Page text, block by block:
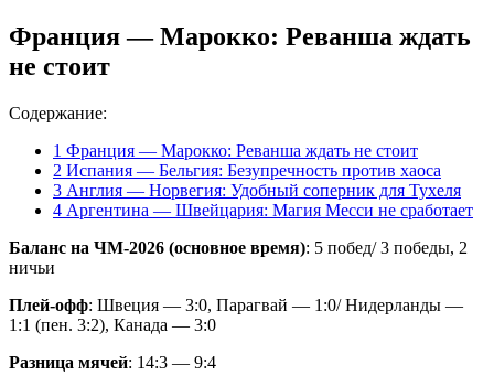
Франция — Марокко: Реванша ждать
не стоит
Содержание:
1 Франция — Марокко: Реванша ждать не стоит
2 Испания — Бельгия: Безупречность против хаоса
3 Англия — Норвегия: Удобный соперник для Тухеля
4 Аргентина — Швейцария: Магия Месси не сработает
Баланс на ЧМ-2026 (основное время): 5 побед/ 3 победы, 2
ничьи
Плей-офф: Швеция — 3:0, Парагвай — 1:0/ Нидерланды —
1:1 (пен. 3:2), Канада — 3:0
Разница мячей: 14:3 — 9:4